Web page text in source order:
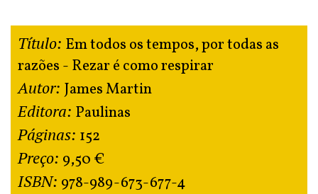
Título: Em todos os tempos, por todas as
razões - Rezar é como respirar
Autor: James Martin
Editora: Paulinas
Páginas: 152
Preço: 9,50 €
ISBN: 978-989-673-677-4